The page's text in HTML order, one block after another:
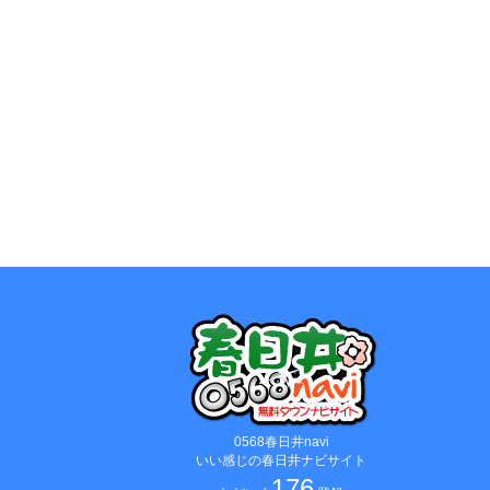
0568春日井navi
いい感じの春日井ナビサイト